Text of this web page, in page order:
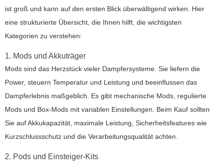
ist groß und kann auf den ersten Blick überwältigend wirken. Hier
eine strukturierte Übersicht, die Ihnen hilft, die wichtigsten
Kategorien zu verstehen:
1. Mods und Akkuträger
Mods sind das Herzstück vieler Dampfersysteme. Sie liefern die
Power, steuern Temperatur und Leistung und beeinflussen das
Dampferlebnis maßgeblich. Es gibt mechanische Mods, regulierte
Mods und Box-Mods mit variablen Einstellungen. Beim Kauf sollten
Sie auf Akkukapazität, maximale Leistung, Sicherheitsfeatures wie
Kurzschlussschutz und die Verarbeitungsqualität achten.
2. Pods und Einsteiger-Kits